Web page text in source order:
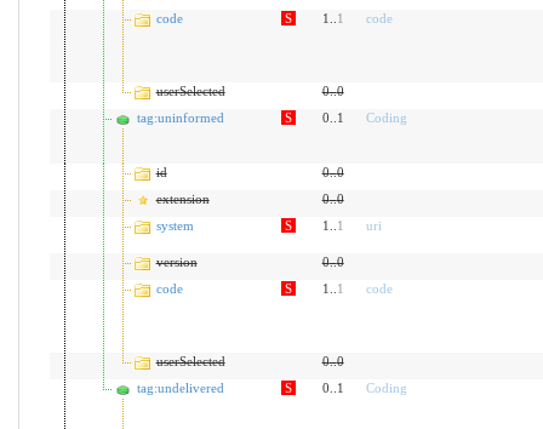
code
S 1.. 1 code
userSelected 0..0
tag:uninformed
S 0..1 Coding
id 0..0
extension
0..0
system
S 1.. 1 uri
version 0..0
code
S 1.. 1 code
userSelected 0..0
tag:undelivered
S 0..1 Coding